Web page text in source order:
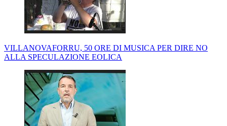
VILLANOVAFORRU, 50 ORE DI MUSICA PER DIRE NO
ALLA SPECULAZIONE EOLICA